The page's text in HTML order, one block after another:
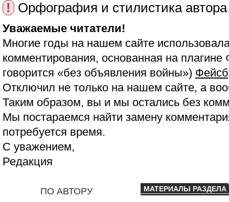
!
Орфография и стилистика
Уважаемые читатели!
Многие годы на нашем сайте
комментирования, основанная на
говорится «без объявления войны»)
Отключил не только на нашем сайте, а
Таким образом, вы и мы остались без
Мы постараемся найти замену
потребуется время.
С уважением,
Редакция
ПО АВТОРУ МАТЕРИАЛЫ РАЗДЕЛА